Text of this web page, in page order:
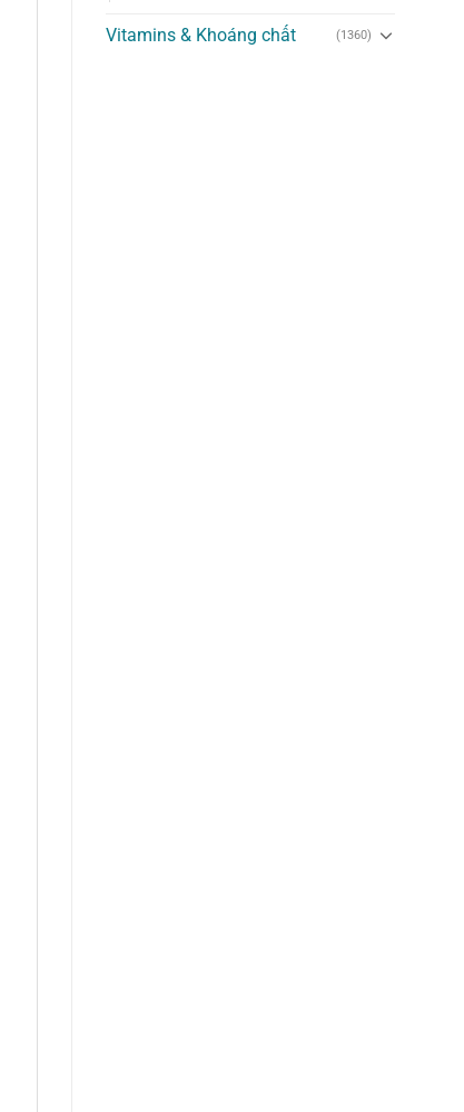
Vitamins & Khoáng chất (1360)